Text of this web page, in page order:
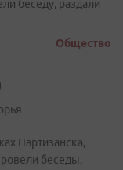
беседу, раздали
Общество
Партизанска,
беседы,